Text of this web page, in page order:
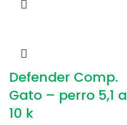
Defender Comp.
Gato – perro 5,1 a
10 k